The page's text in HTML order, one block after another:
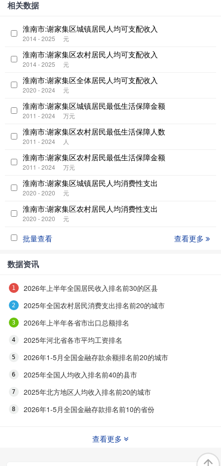
相关数据
淮南市:谢家集区城镇居民人均可支配收入
2014 - 2025 元
淮南市:谢家集区农村居民人均可支配收入
2014 - 2025 元
淮南市:谢家集区全体居民人均可支配收入
2020 - 2024 元
淮南市:谢家集区城镇居民最低生活保障金额
2011 - 2024 万元
淮南市:谢家集区农村居民最低生活保障人数
2011 - 2024 人
淮南市:谢家集区农村居民最低生活保障金额
2011 - 2024 万元
淮南市:谢家集区城镇居民人均消费性支出
2020 - 2020 元
淮南市:谢家集区农村居民人均消费性支出
2020 - 2020 元
批量查看 查看更多
数据资讯
2026年上半年全国居民收入排名前30的区县
2025年全国农村居民消费支出排名前20的城市
2026年上半年各省市出口总额排名
2025年河北省各市平均工资排名
2026年1-5月全国金融存款余额排名前20的城市
2025年全国人均收入排名前40的县市
2025年北方地区人均收入排名前20的城市
2026年1-5月全国金融存款排名前10的省份
查看更多